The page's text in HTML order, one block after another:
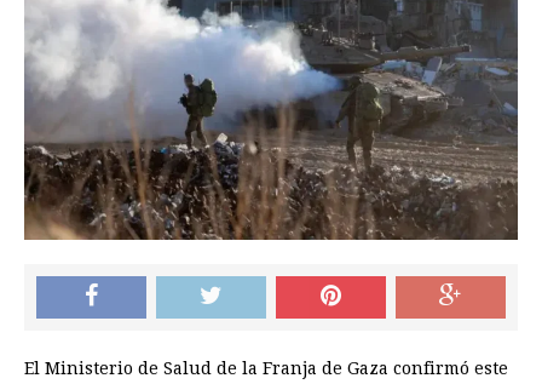
El Ministerio de Salud de la Franja de Gaza confirmó este